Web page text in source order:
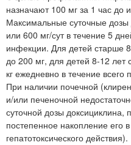
назначают 100 мг за 1 час до
Максимальные суточные
или 600 мг/сут в течение 5
инфекции. Для детей старше
до 200 мг, для детей 8-12
кг ежедневно в течение всего
При наличии почечной
и/или печеночной
суточной дозы доксициклина,
постепенное накопление его
гепатотоксического действия).